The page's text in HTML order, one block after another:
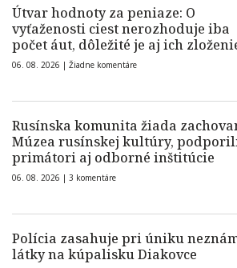
Útvar hodnoty za peniaze: O
vyťaženosti ciest nerozhoduje iba
počet áut, dôležité je aj ich
06. 08. 2026 | Žiadne komentáre
Rusínska komunita žiada
Múzea rusínskej kultúry,
primátori aj odborné inštitúcie
06. 08. 2026 | 3 komentáre
Polícia zasahuje pri úniku
látky na kúpalisku Diakovce